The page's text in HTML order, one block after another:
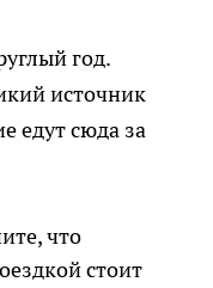
год.
источник
едут сюда за
что
стоит